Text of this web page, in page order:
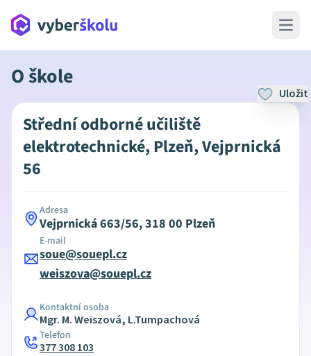
Open
O škole
Uložit
Střední odborné učiliště
elektrotechnické, Plzeň, Vejprnická
56
Adresa
Vejprnická 663/56, 318 00 Plzeň
E-mail
soue@souepl.cz
weiszova@souepl.cz
Kontaktní osoba
Mgr. M. Weiszová, L.Tumpachová
Telefon
377 308 103